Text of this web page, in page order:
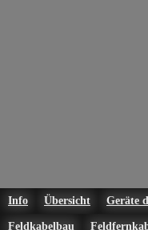
Info Übersicht Geräte
Feldkabelbau